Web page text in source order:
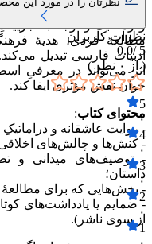
معاصر نهفته است.
و رمانتیک و توجه به
مطالعهٔ فردی، هدیهٔ
ادبیات فارسی تبدیل
اثر می‌تواند در معرفیِ
جوان نقش مؤثری ایفا کند.
محتوای کتاب:
- روایت عاشقانه و دراماتیکِ
- کنش‌ها و چالش‌های
- توصیف‌های میدانی و
داستان؛
- بخش‌هایی که برای
- ضمایم یا یادداشت‌های
از سوی ناشر).
نظرات کاربران
5 /
0.0
( از ۰ نظر )
5
۰
4
۰
3
۰
2
۰
1